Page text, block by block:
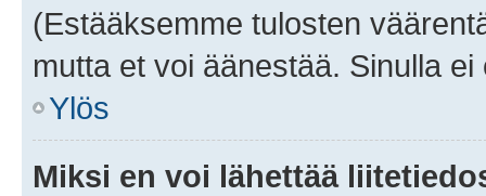
(Estääksemme tulosten
mutta et voi äänestää. Sinulla
Ylös
Miksi en voi lähettää